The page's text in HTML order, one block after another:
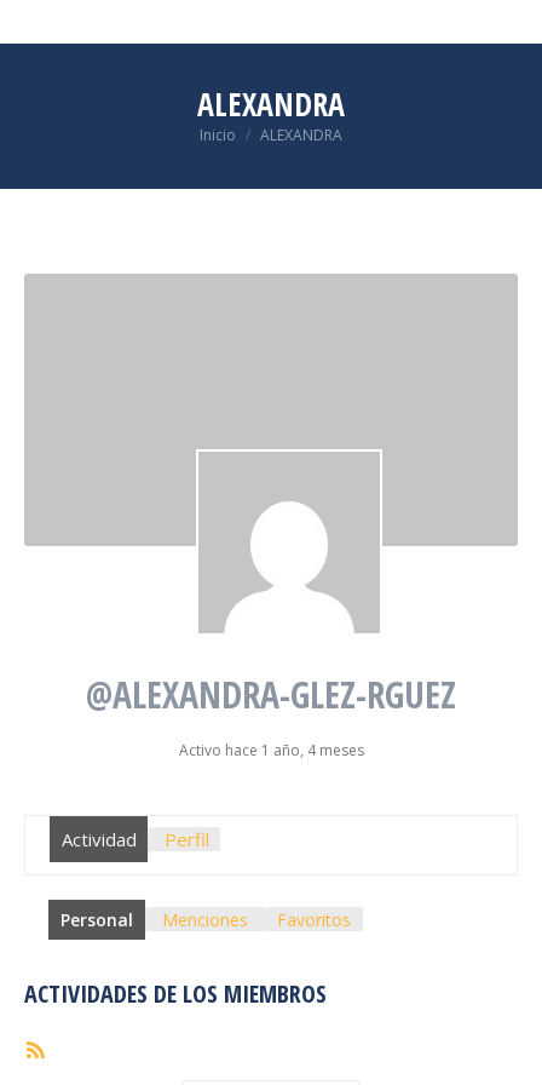
ALEXANDRA
Estás aquí:
Inicio ALEXANDRA
@ALEXANDRA-GLEZ-RGUEZ
Activo hace 1 año, 4 meses
Actividad Perfil
Personal Menciones Favoritos
ACTIVIDADES DE LOS MIEMBROS